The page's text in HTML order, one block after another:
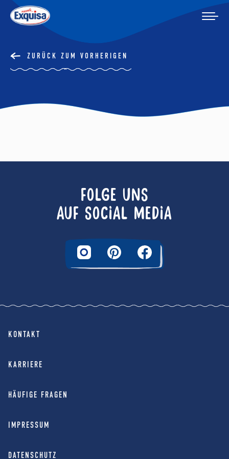
ZURÜCK ZUM VORHERIGEN
FOLGE UNS
AUF SOCIAL MEDIA
KONTAKT
KARRIERE
HÄUFIGE FRAGEN
IMPRESSUM
DATENSCHUTZ